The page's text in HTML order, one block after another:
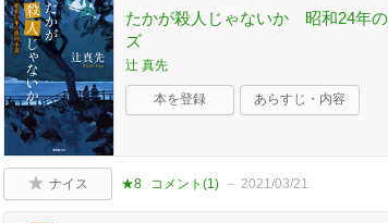
たかが殺人じゃないか 昭和24年
ズ
辻 真先
本を登録 あらすじ・内容
ナイス ★8 コメント(1) 2021/03/21